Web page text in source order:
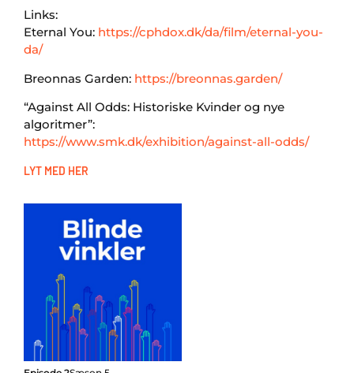
Links:
Eternal You: https://cphdox.dk/da/film/eternal-you-
da/
Breonnas Garden: https://breonnas.garden/
“Against All Odds: Historiske Kvinder og nye
algoritmer”:
https://www.smk.dk/exhibition/against-all-odds/
LYT MED HER